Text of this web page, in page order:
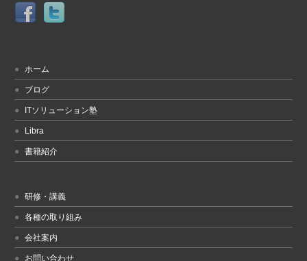
ホーム
ブログ
ITソリューション塾
Libra
書籍紹介
研修・講義
各種の取り組み
会社案内
お問い合わせ